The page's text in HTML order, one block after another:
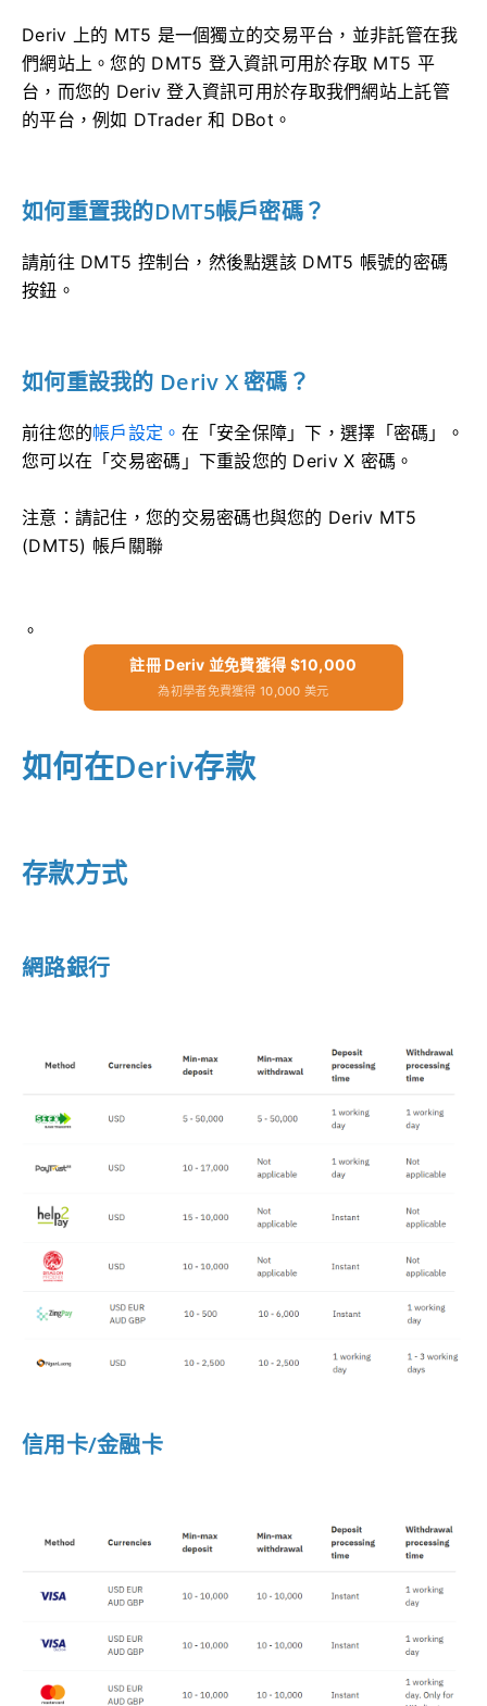
Deriv 上的 MT5 是一個獨立的交易平台，並非託管在我
們網站上。您的 DMT5 登入資訊可用於存取 MT5 平
台，而您的 Deriv 登入資訊可用於存取我們網站上託管
的平台，例如 DTrader 和 DBot。
如何重置我的DMT5帳戶密碼？
請前往 DMT5 控制台，然後點選該 DMT5 帳號的密碼
按鈕。
如何重設我的 Deriv X 密碼？
前往您的帳戶設定。 在「安全保障」下，選擇「密碼」。
您可以在「交易密碼」下重設您的 Deriv X 密碼。
注意：請記住，您的交易密碼也與您的 Deriv MT5
(DMT5) 帳戶關聯
。
註冊 Deriv 並免費獲得 $10,000
為初學者免費獲得 10,000 美元
如何在Deriv存款
存款方式
網路銀行
信用卡/金融卡